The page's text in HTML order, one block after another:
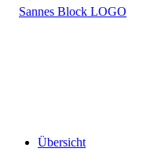
LOGO
Übersicht